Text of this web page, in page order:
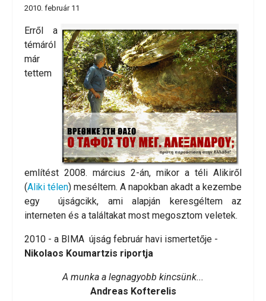
2010. február 11
Erről a
témáról
már
tettem
említést 2008. március 2-án, mikor a téli Alikiről
(Aliki télen) meséltem. A napokban akadt a kezembe
egy újságcikk, ami alapján keresgéltem az
interneten és a találtakat most megosztom veletek.
2010 - a BIMA újság február havi ismertetője -
Nikolaos Koumartzis riportja
A munka a legnagyobb kincsünk...
Andreas Kofterelis